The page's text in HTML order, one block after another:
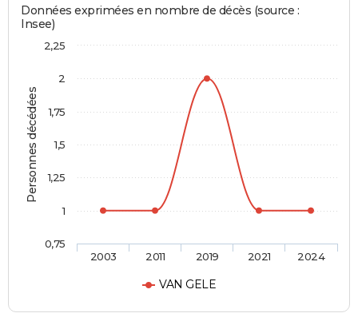
Personnes décédées
Données exprimées en nombre de décès (source :
Insee)
VAN GELE
2003 2011 2019 2021 2024
0,75
1
1,25
1,5
1,75
2
2,25